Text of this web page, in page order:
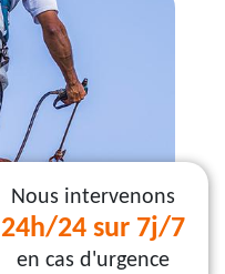
Nous intervenons
24h/24 sur 7j/7
en cas d'urgence